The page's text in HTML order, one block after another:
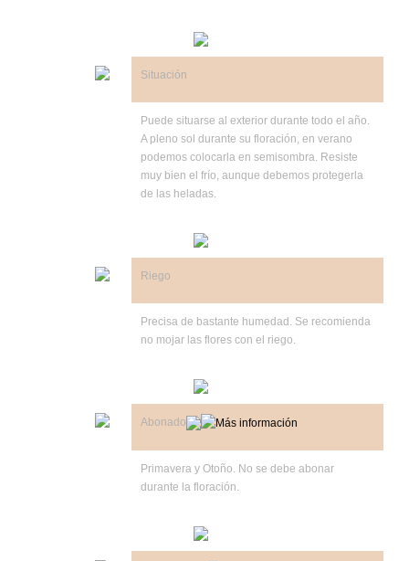
Situación
Puede situarse al exterior durante todo el año.
A pleno sol durante su floración, en verano
podemos colocarla en semisombra. Resiste
muy bien el frío, aunque debemos protegerla
de las heladas.
Riego
Precisa de bastante humedad. Se recomienda
no mojar las flores con el riego.
Abonado
Primavera y Otoño. No se debe abonar
durante la floración.